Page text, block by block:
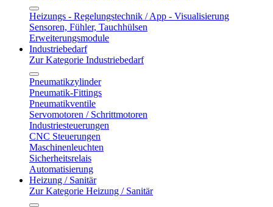
Heizungs - Regelungstechnik / App - Visualisierung
Sensoren, Fühler, Tauchhülsen
Erweiterungsmodule
Industriebedarf
Zur Kategorie Industriebedarf
Pneumatikzylinder
Pneumatik-Fittings
Pneumatikventile
Servomotoren / Schrittmotoren
Industriesteuerungen
CNC Steuerungen
Maschinenleuchten
Sicherheitsrelais
Automatisierung
Heizung / Sanitär
Zur Kategorie Heizung / Sanitär